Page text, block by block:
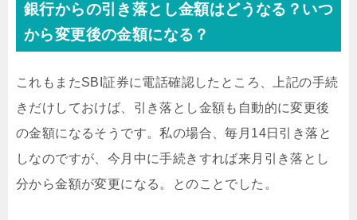
銀行からの引き落とし金額はどうなる？いつ
から変更後の金額になる？
これもまたSBI証券に電話確認したところ、上記の手続
きだけしておけば、引き落とし金額も自動的に変更後
の金額になるそうです。私の場合、毎月14日引き落と
しなのですが、今月中に手続きすれば来月引き落とし
分から金額が変更になる。とのことでした。